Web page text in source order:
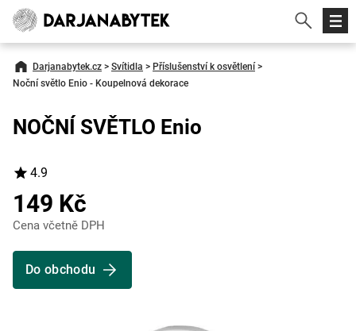
Darjanabytek.cz > Svítidla > Příslušenství k osvětlení >
Noční světlo Enio - Koupelnová dekorace
NOČNÍ SVĚTLO Enio
4.9
149 Kč
Cena včetně DPH
Do obchodu